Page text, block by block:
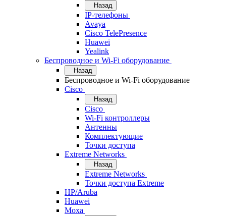
Назад
IP-телефоны
Avaya
Cisco TelePresence
Huawei
Yealink
Беспроводное и Wi-Fi оборудование
Назад
Беспроводное и Wi-Fi оборудование
Cisco
Назад
Cisco
Wi-Fi контроллеры
Антенны
Комплектующие
Точки доступа
Extreme Networks
Назад
Extreme Networks
Точки доступа Extreme
HP/Aruba
Huawei
Moxa